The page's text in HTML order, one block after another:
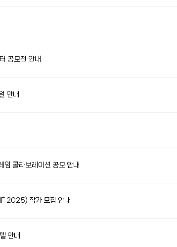
공모전 안내
안내
콜라보레이션 공모 안내
2025) 작가 모집 안내
안내